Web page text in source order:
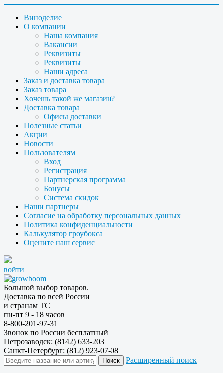
Виноделие
О компании
Наша компания
Вакансии
Реквизиты
Реквизиты
Наши адреса
Заказ и доставка товара
Заказ товара
Хочешь такой же магазин?
Доставка товара
Офисы доставки
Полезные статьи
Акции
Новости
Пользователям
Вход
Регистрация
Партнерская программа
Бонусы
Система скидок
Наши партнеры
Согласие на обработку персональных данных
Политика конфиденциальности
Калькулятор гроубокса
Оцените наш сервис
войти
Большой выбор товаров.
Доставка по всей России
и странам ТС
пн-пт 9 - 18 часов
8-800-201-97-31
Звонок по России бесплатный
Петрозаводск: (8142) 633-203
Санкт-Петербург: (812) 923-07-08
Расширенный поиск